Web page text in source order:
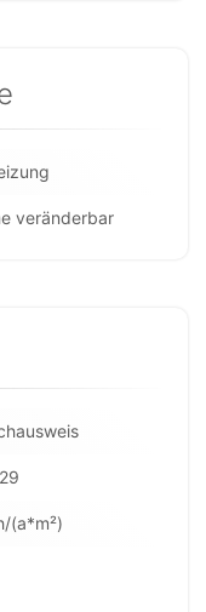
veränderbar
(a*m²)